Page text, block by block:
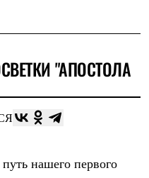
"АПОСТОЛА
нашего первого